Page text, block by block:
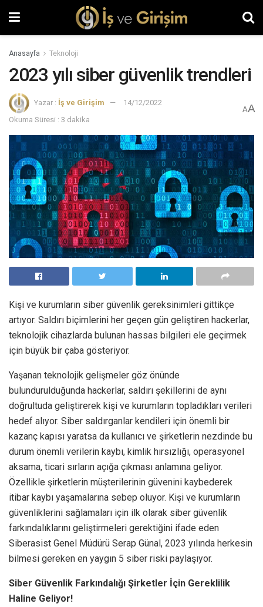
Anasayfa Teknoloji
2023 yılı siber güvenlik trendleri
Yazar : İş ve Girişim
14/12/2022
Okuma Süresi : 3 dakika
AA
Kişi ve kurumların siber güvenlik gereksinimleri gittikçe
artıyor. Saldırı biçimlerini her geçen gün geliştiren hackerlar,
teknolojik cihazlarda bulunan hassas bilgileri ele geçirmek
için büyük bir çaba gösteriyor.
Yaşanan teknolojik gelişmeler göz önünde
bulundurulduğunda hackerlar, saldırı şekillerini de aynı
doğrultuda geliştirerek kişi ve kurumların topladıkları verileri
hedef alıyor. Siber saldırganlar kendileri için önemli bir
kazanç kapısı yaratsa da kullanıcı ve şirketlerin nezdinde bu
durum önemli verilerin kaybı, kimlik hırsızlığı, operasyonel
aksama, ticari sırların açığa çıkması anlamına geliyor.
Özellikle şirketlerin müşterilerinin güvenini kaybederek
itibar kaybı yaşamalarına sebep oluyor. Kişi ve kurumların
güvenliklerini sağlamaları için ilk olarak siber güvenlik
farkındalıklarını geliştirmeleri gerektiğini ifade eden
Siberasist Genel Müdürü Serap Günal, 2023 yılında herkesin
bilmesi gereken en yaygın 5 siber riski paylaşıyor.
Siber Güvenlik Farkındalığı Şirketler İçin Gereklilik
Haline Geliyor!